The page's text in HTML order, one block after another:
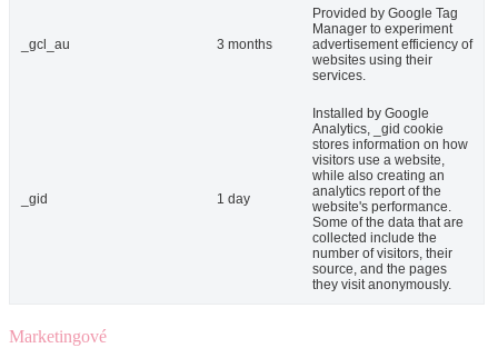
_gcl_au 3 months
Provided by Google Tag
Manager to experiment
advertisement efficiency of
websites using their
services.
_gid 1 day
Installed by Google
Analytics, _gid cookie
stores information on how
visitors use a website,
while also creating an
analytics report of the
website's performance.
Some of the data that are
collected include the
number of visitors, their
source, and the pages
they visit anonymously.
Marketingové